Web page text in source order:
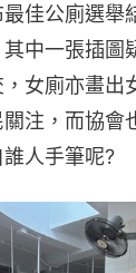
佳公廁選舉
其中一張插圖
女廁亦畫出
注，而協會
人手筆呢?